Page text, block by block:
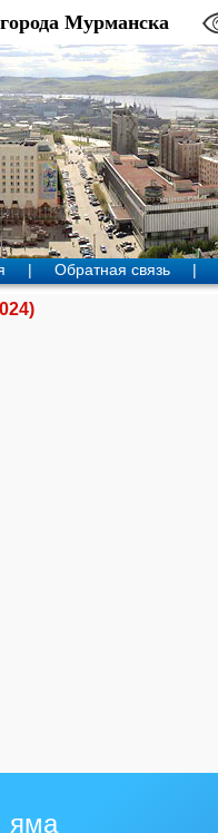
Мурманска
| Обратная связь |
яма